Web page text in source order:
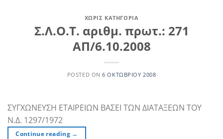
ΧΩΡΊΣ ΚΑΤΗΓΟΡΊΑ
Σ.Λ.Ο.Τ. αριθμ. πρωτ.: 271
ΑΠ/6.10.2008
POSTED ON6 ΟΚΤΩΒΡΊΟΥ 2008
ΣΥΓΧΩΝΕΥΣΗ ΕΤΑΙΡΕΙΩΝ ΒΑΣΕΙ ΤΩΝ ΔΙΑΤΑΞΕΩΝ ΤΟΥ
Ν.Δ. 1297/1972
Continue reading →